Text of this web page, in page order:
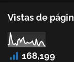
Vistas de
168,199